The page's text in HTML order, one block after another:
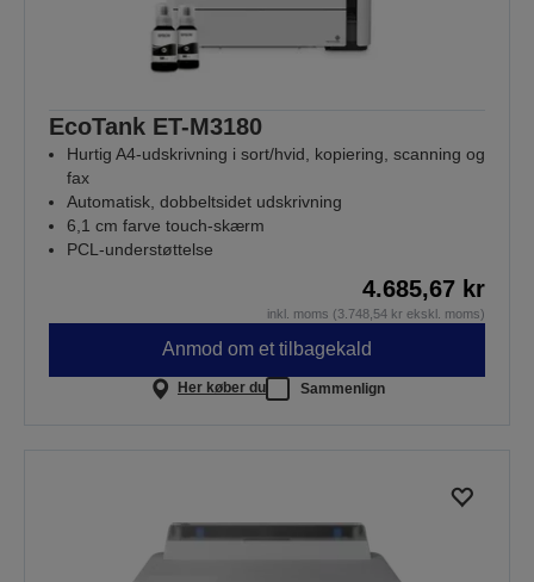
EcoTank ET-M3180
Hurtig A4-udskrivning i sort/hvid, kopiering, scanning og
fax
Automatisk, dobbeltsidet udskrivning
6,1 cm farve touch-skærm
PCL-understøttelse
4.685,67 kr
inkl. moms (3.748,54 kr ekskl. moms)
Anmod om et tilbagekald
Her køber du Sammenlign